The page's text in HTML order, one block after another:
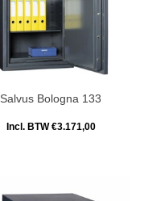
Salvus Bologna 133
Incl. BTW €3.171,00